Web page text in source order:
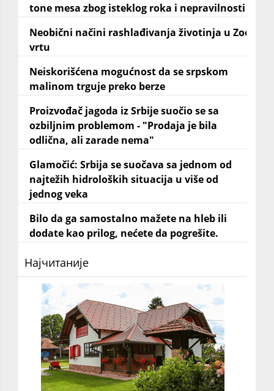
tone mesa zbog isteklog roka i nepravilnosti
Neobični načini rashlađivanja životinja u Zoo
vrtu
Neiskorišćena mogućnost da se srpskom
malinom trguje preko berze
Proizvođač jagoda iz Srbije suočio se sa
ozbiljnim problemom - "Prodaja je bila
odlična, ali zarade nema"
Glamočić: Srbija se suočava sa jednom od
najtežih hidroloških situacija u više od
jednog veka
Bilo da ga samostalno mažete na hleb ili
dodate kao prilog, nećete da pogrešite.
Најчитаније